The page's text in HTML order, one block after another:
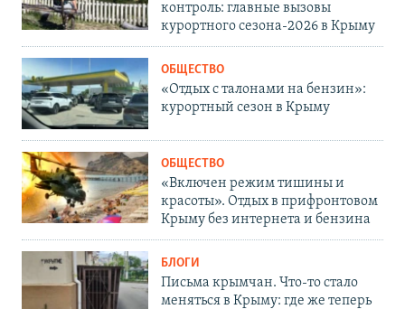
контроль: главные вызовы
курортного сезона-2026 в Крыму
ОБЩЕСТВО
«Отдых с талонами на бензин»:
курортный сезон в Крыму
ОБЩЕСТВО
«Включен режим тишины и
красоты». Отдых в прифронтовом
Крыму без интернета и бензина
БЛОГИ
Письма крымчан. Что-то стало
меняться в Крыму: где же теперь